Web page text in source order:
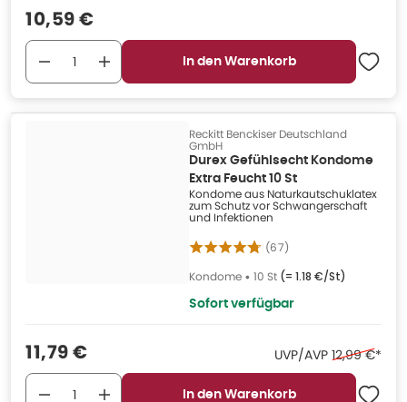
Verkaufspreis
10,59 €
In den Warenkorb
Reckitt Benckiser Deutschland
GmbH
Durex Gefühlsecht Kondome
Extra Feucht 10 St
Kondome aus Naturkautschuklatex
zum Schutz vor Schwangerschaft
und Infektionen
(67)
Kondome • 10 St (= 1.18 €/St)
Sofort verfügbar
Verkaufspreis
11,79 € UVP/AVP Ehemaliger
12,99 €*
In den Warenkorb